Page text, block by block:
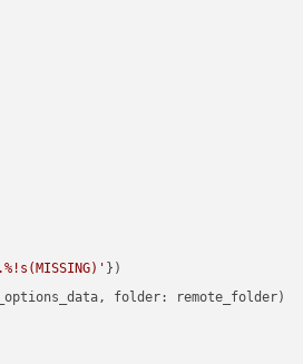
})
folder: remote_folder)